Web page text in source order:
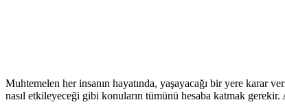
Muhtemelen her insanın hayatında, yaşayacağı bir yere karar
nasıl etkileyeceği gibi konuların tümünü hesaba katmak